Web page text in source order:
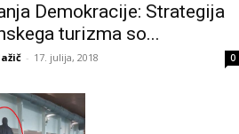
Demokracije: Strategija
turizma so...
- 17. julija, 2018 0